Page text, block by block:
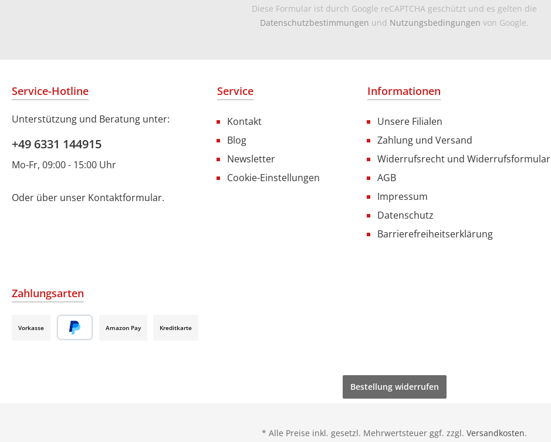
Diese Formular ist durch Google reCAPTCHA geschützt und es gelten die
Datenschutzbestimmungen und Nutzungsbedingungen von Google.
Service-Hotline
Unterstützung und Beratung unter:
+49 6331 144915
Mo-Fr, 09:00 - 15:00 Uhr
Oder über unser Kontaktformular.
Service
Kontakt
Blog
Newsletter
Cookie-Einstellungen
Informationen
Unsere Filialen
Zahlung und Versand
Widerrufsrecht und Widerrufsformular
AGB
Impressum
Datenschutz
Barrierefreiheitserklärung
Zahlungsarten
Vorkasse Amazon Pay Kreditkarte
Bestellung widerrufen
* Alle Preise inkl. gesetzl. Mehrwertsteuer ggf. zzgl. Versandkosten.